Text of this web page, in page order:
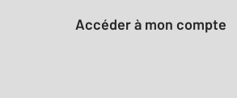
Accéder à mon compte